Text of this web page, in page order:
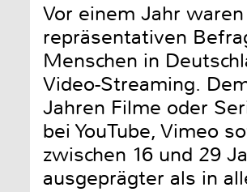
Vor einem Jahr
repräsentativen
Menschen in
Video-Streaming.
Jahren Filme oder
bei YouTube, Vimeo
zwischen 16 und 29
ausgeprägter als in